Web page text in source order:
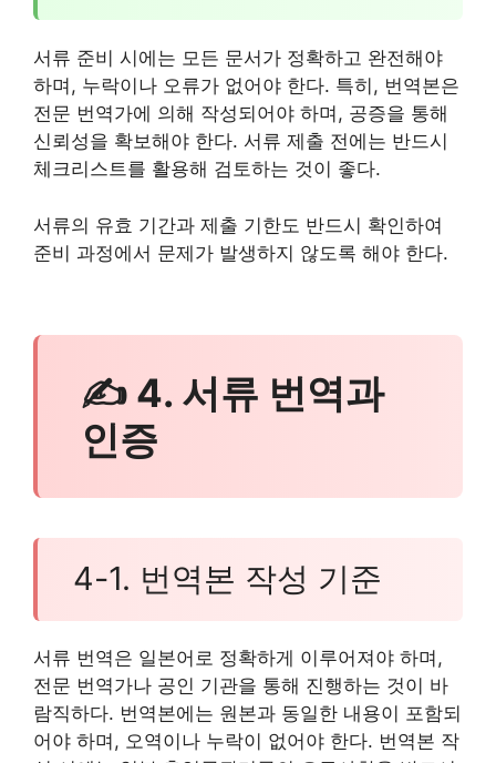
서류 준비 시에는 모든 문서가 정확하고 완전해야
하며, 누락이나 오류가 없어야 한다. 특히, 번역본은
전문 번역가에 의해 작성되어야 하며, 공증을 통해
신뢰성을 확보해야 한다. 서류 제출 전에는 반드시
체크리스트를 활용해 검토하는 것이 좋다.
서류의 유효 기간과 제출 기한도 반드시 확인하여
준비 과정에서 문제가 발생하지 않도록 해야 한다.
✍ 4. 서류 번역과
인증
4-1. 번역본 작성 기준
서류 번역은 일본어로 정확하게 이루어져야 하며,
전문 번역가나 공인 기관을 통해 진행하는 것이 바
람직하다. 번역본에는 원본과 동일한 내용이 포함되
어야 하며, 오역이나 누락이 없어야 한다. 번역본 작